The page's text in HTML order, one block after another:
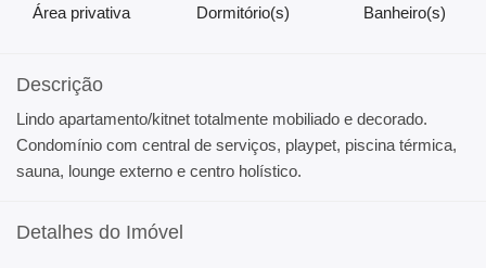
Área privativa
Dormitório(s)
Banheiro(s)
Descrição
Lindo apartamento/kitnet totalmente mobiliado e decorado.
Condomínio com central de serviços, playpet, piscina térmica,
sauna, lounge externo e centro holístico.
Detalhes do Imóvel